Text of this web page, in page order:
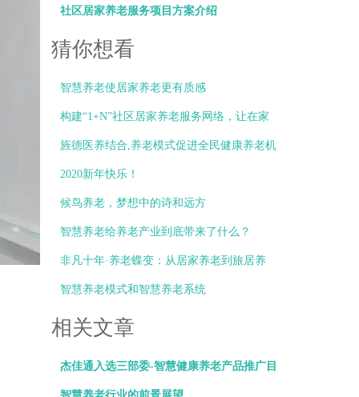
社区居家养老服务项目方案介绍
猜你想看
智慧养老使居家养老更有质感
构建“1+N”社区居家养老服务网络，让在家
养老不再是梦想
旌德医养结合,养老模式促进全民健康养老机
制提
2020新年快乐！
候鸟养老，梦想中的诗和远方
智慧养老给养老产业到底带来了什么？
非凡十年·养老蝶变：从居家养老到旅居养
老，资深“候鸟”天南地北飞
智慧养老模式和智慧养老系统
相关文章
杰佳通入选三部委-智慧健康养老产品推广目